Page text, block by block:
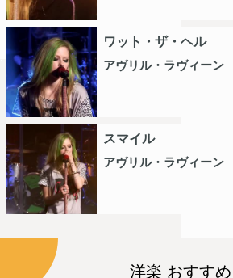
ワット・ザ・ヘル
アヴリル・ラヴィーン
スマイル
アヴリル・ラヴィーン
洋楽 おすすめ